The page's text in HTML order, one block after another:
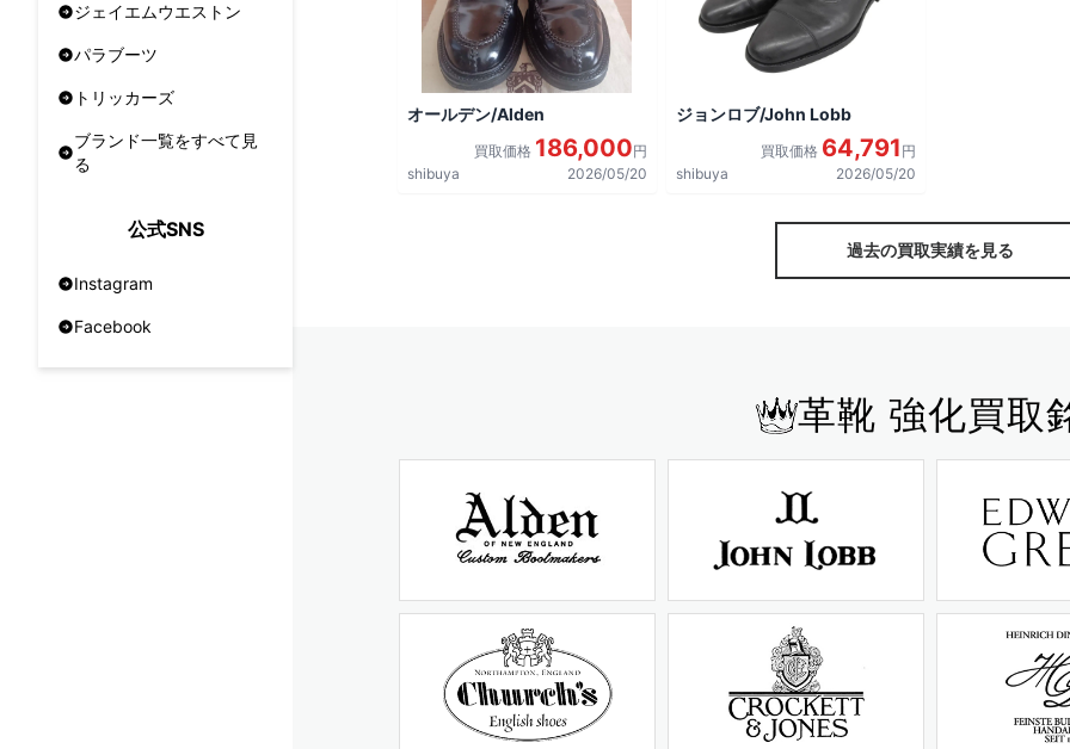
ジェイエムウエストン
パラブーツ
トリッカーズ
ブランド一覧をすべて見
る
公式SNS
Instagram
Facebook
オールデン/Alden
買取価格 186,000円
shibuya
2026/05/20
ジョンロブ/John Lobb
買取価格 64,791 円
shibuya
2026/05/20
過去の買取実績を見る
革靴 強化買取